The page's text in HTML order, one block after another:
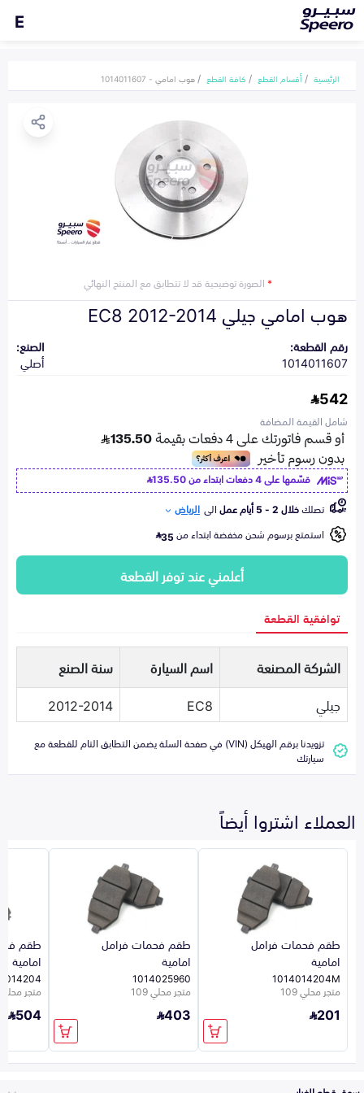
E
الرئيسية أقسام القطع كافة القطع هوب امامي - 1014011607
*الصورة توضيحية قد لا تتطابق مع المنتج النهائي
هوب امامي جيلي EC8 2012-2014
رقم القطعة:
1014011607
الصنع:
أصلي
542
شامل القيمة المضافة
قسّمها على 4 دفعات ابتداء من
135.50
تصلكخلال 2 - 5 أيام عمل الى الرياض
استمتع برسوم شحن مخفضة ابتداء من35
أعلمني عند توفر القطعة
توافقية القطعة
الشركة المصنعة اسم السيارة
سنة الصنع
جيلي
EC8
2012-2014
تزويدنا برقم الهيكل (VIN) في صفحة السلة يضمن التطابق التام للقطعة مع
سيارتك
العملاء اشتروا أيضاً
طقم فحمات فرامل
امامية
1014014204M
متجر محلي 109
201
طقم فحمات فرامل
امامية
1014025960
متجر محلي 109
403
طقم
امامية
متجر محلي
504